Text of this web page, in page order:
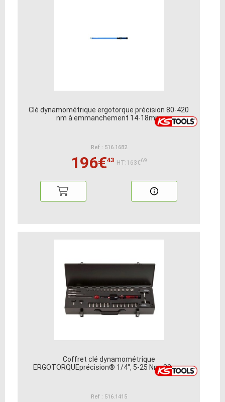
Clé dynamométrique ergotorque précision 80-420
nm à emmanchement 14-18mm
Ref : 516.1682
196€43 HT:163€69
Coffret clé dynamométrique
ERGOTORQUEprécision® 1/4'', 5-25 Nm, 32 pcs
Ref : 516.1415